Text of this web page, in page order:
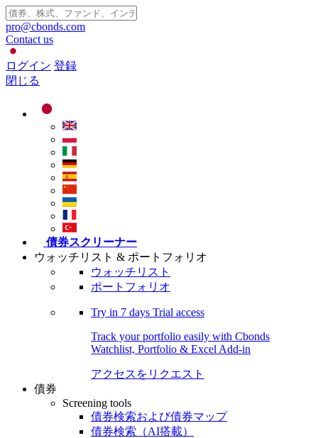
pro@cbonds.com
Contact us
ログイン 登録
閉じる
債券スクリーナー
ウォッチリスト & ポートフォリオ
ウォッチリスト
ポートフォリオ
Try in 7 days Trial access
Track your portfolio easily with Cbonds
Watchlist, Portfolio & Excel Add-in
アクセスをリクエスト
債券
Screening tools
債券検索および債券マップ
債券検索（AI搭載）